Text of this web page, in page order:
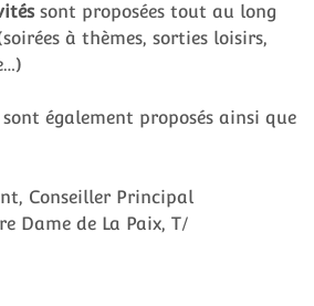
sont proposées tout au long
à thèmes, sorties loisirs,
sont également proposés ainsi que
Conseiller Principal
Dame de La Paix, T/